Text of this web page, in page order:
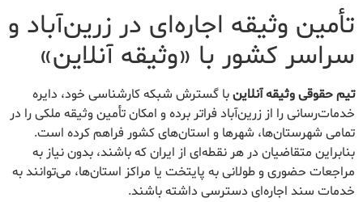
تأمین وثیقه اجاره‌ای در زرین‌آباد و
سراسر کشور با «وثیقه آنلاین»
تیم حقوقی وثیقه آنلاینبا گسترش شبکه کارشناسی خود، دایره
خدمات‌رسانی را از زرین‌آباد فراتر برده و امکان تأمین وثیقه ملکی را در
تمامی شهرستان‌ها، شهرها و استان‌های کشور فراهم کرده است.
بنابراین متقاضیان در هر نقطه‌ای از ایران که باشند، بدون نیاز به
مراجعات حضوری و طولانی به پایتخت یا مراکز استان‌ها، می‌توانند به
خدمات سند اجاره‌ای دسترسی داشته باشند.